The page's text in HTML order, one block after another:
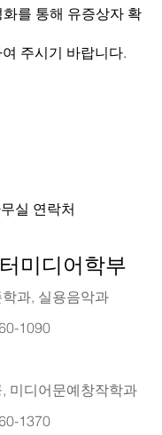
주시기 바랍니다.
실 연락처
미디어학부
과, 실용음악과
1090
미디어문예창작학과
1370